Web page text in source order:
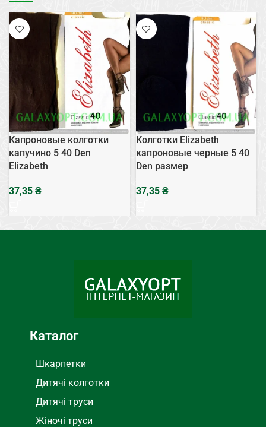
Капроновые колготки
капучино 5 40 Den
Elizabeth
₴
Колготки Elizabeth
капроновые черные 5 40
Den размер
₴
Каталог
Шкарпетки
Дитячі колготки
Дитячі труси
Жіночі труси